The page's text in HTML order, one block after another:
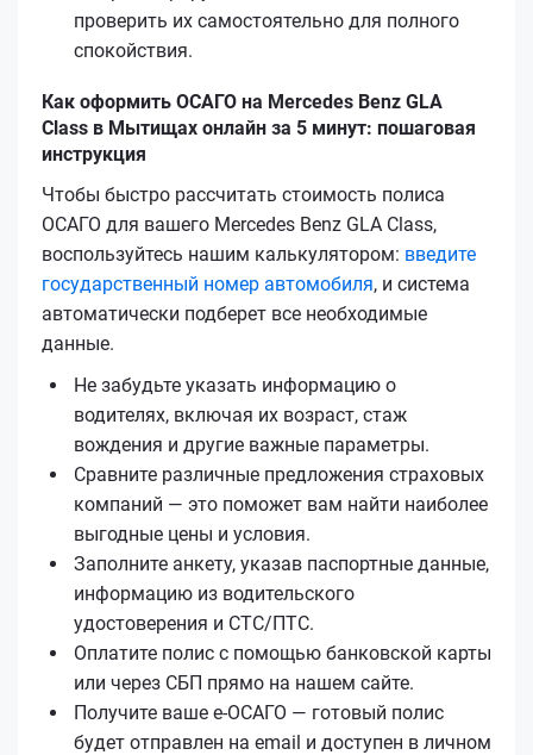
проверить их самостоятельно для полного
спокойствия.
Как оформить ОСАГО на Mercedes Benz GLA
Class в Мытищах онлайн за 5 минут: пошаговая
инструкция
Чтобы быстро рассчитать стоимость полиса
ОСАГО для вашего Mercedes Benz GLA Class,
воспользуйтесь нашим калькулятором: введите
государственный номер автомобиля, и система
автоматически подберет все необходимые
данные.
Не забудьте указать информацию о
водителях, включая их возраст, стаж
вождения и другие важные параметры.
Сравните различные предложения страховых
компаний — это поможет вам найти наиболее
выгодные цены и условия.
Заполните анкету, указав паспортные данные,
информацию из водительского
удостоверения и СТС/ПТС.
Оплатите полис с помощью банковской карты
или через СБП прямо на нашем сайте.
Получите ваше е-ОСАГО — готовый полис
будет отправлен на email и доступен в личном